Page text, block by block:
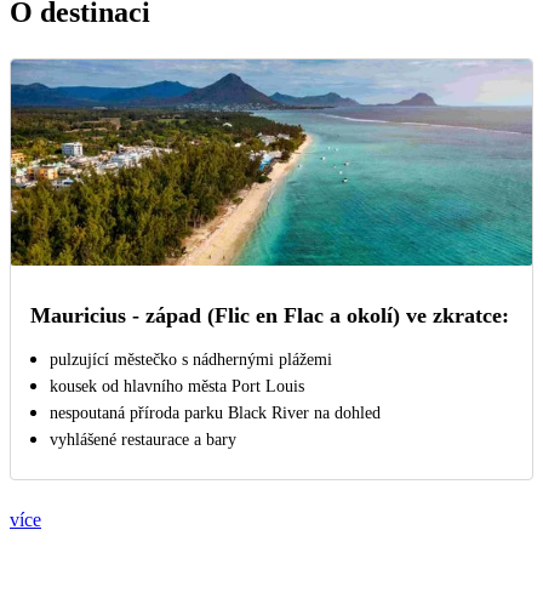
O destinaci
Mauricius - západ (Flic en Flac a okolí) ve zkratce:
pulzující městečko s nádhernými plážemi
kousek od hlavního města Port Louis
nespoutaná příroda parku Black River na dohled
vyhlášené restaurace a bary
více